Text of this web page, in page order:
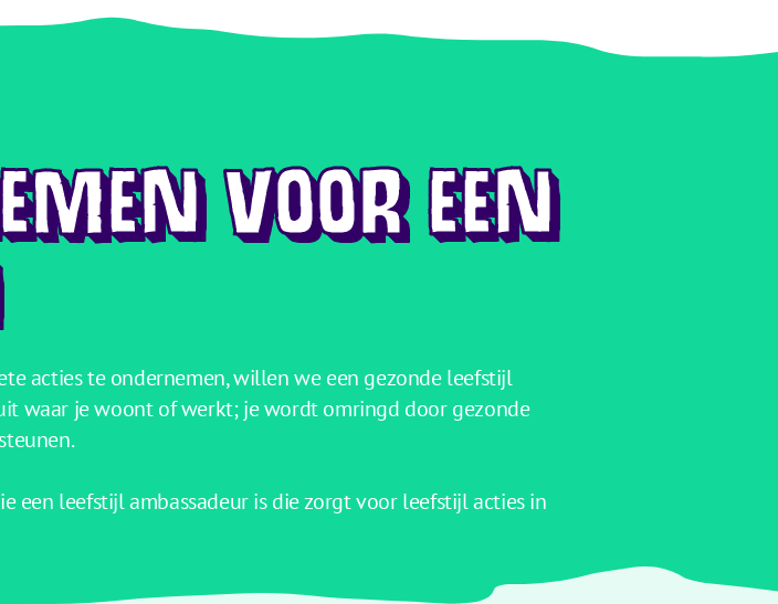
VOOR EEN
acties te ondernemen, willen we een gezonde leefstijl
waar je woont of werkt; je wordt omringd door gezonde
een leefstijl ambassadeur is die zorgt voor leefstijl acties in